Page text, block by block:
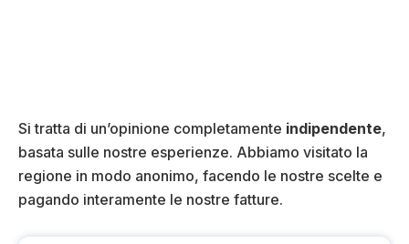
Si tratta di un’opinione completamente indipendente,
basata sulle nostre esperienze. Abbiamo visitato la
regione in modo anonimo, facendo le nostre scelte e
pagando interamente le nostre fatture.